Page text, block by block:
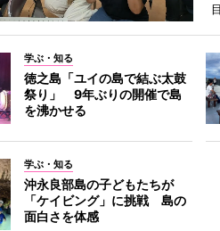
学ぶ・知る
徳之島「ユイの島で結ぶ太鼓
祭り」 9年ぶりの開催で島
を沸かせる
学ぶ・知る
沖永良部島の子どもたちが
「ケイビング」に挑戦 島の
面白さを体感